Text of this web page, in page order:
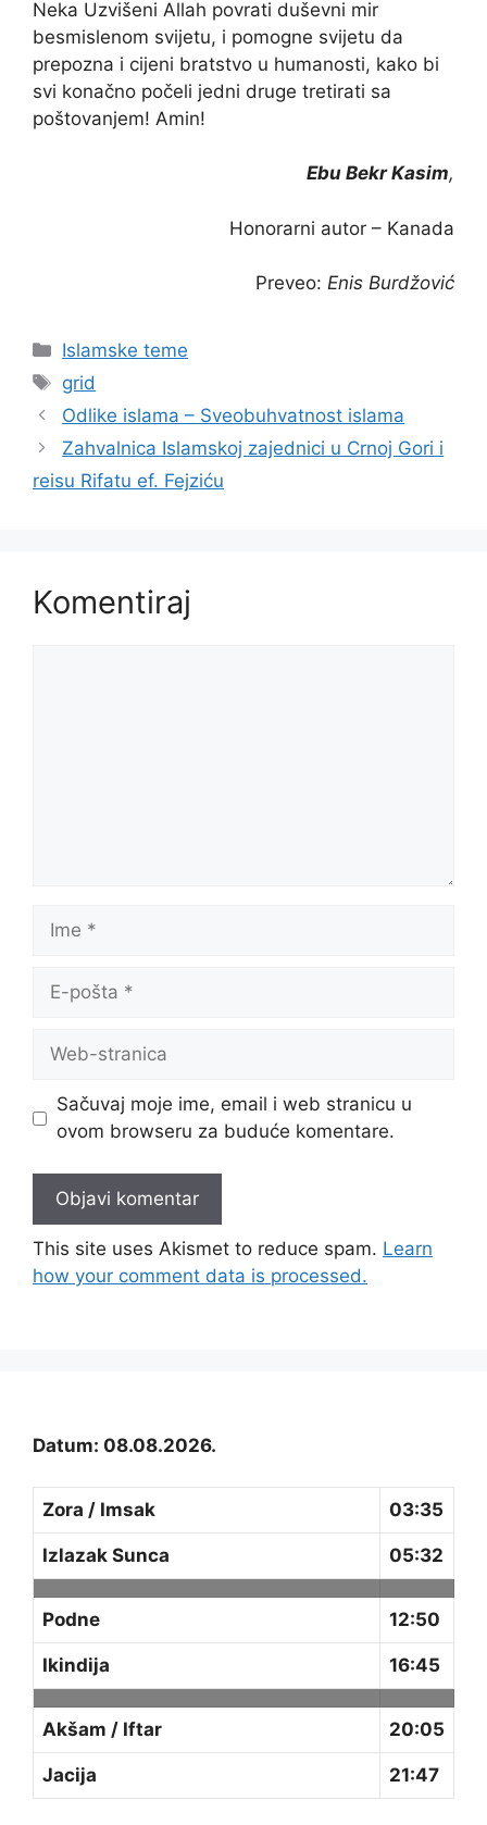
Neka Uzvišeni Allah povrati duševni mir
besmislenom svijetu, i pomogne svijetu da
prepozna i cijeni bratstvo u humanosti, kako bi
svi konačno počeli jedni druge tretirati sa
poštovanjem! Amin!
Ebu Bekr Kasim,
Honorarni autor – Kanada
Preveo: Enis Burdžović
Kategorije
Islamske teme
Oznake
grid
Odlike islama – Sveobuhvatnost islama
Zahvalnica Islamskoj zajednici u Crnoj Gori i
reisu Rifatu ef. Fejziću
Komentiraj
Ime
pošta
Web-
Sačuvaj moje ime, email i web stranicu u
ovom browseru za buduće komentare.
This site uses Akismet to reduce spam. Learn
how your comment data is processed.
Datum: 08.08.2026.
Zora / Imsak 03:35
Izlazak Sunca 05:32
Podne 12:50
Ikindija 16:45
Akšam / Iftar 20:05
Jacija 21:47